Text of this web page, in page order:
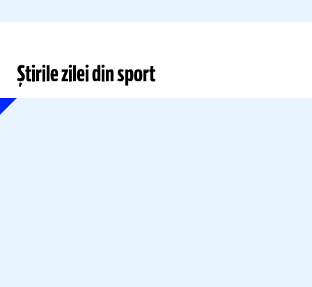
Știrile zilei din sport